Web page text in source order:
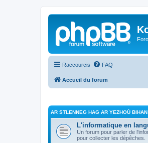
Raccourcis FAQ
Accueil du forum
AR STLENNEG HAG AR YEZHOÙ
L'informatique en
Un forum pour parler de
pour collecter les dépêches.